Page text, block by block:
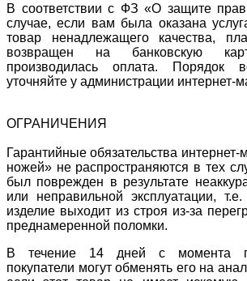
В соответствии с ФЗ «О защите
случае, если вам была оказана
товар ненадлежащего качества,
возвращен на банковскую
производилась оплата. Порядок
уточняйте у администрации интернет-
ОГРАНИЧЕНИЯ
Гарантийные обязательства интернет-
ножей» не распространяются в тех
был поврежден в результате
или неправильной эксплуатации,
изделие выходит из строя из-за
преднамеренной поломки.
В течение 14 дней с момента
покупатели могут обменять его на